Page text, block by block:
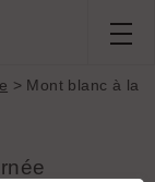
> Mont blanc à la